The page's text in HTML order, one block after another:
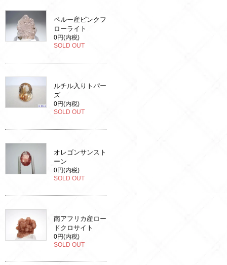
ペルー産ピンクフ
ローライト
0円(内税)
SOLD OUT
ルチル入りトパー
ズ
0円(内税)
SOLD OUT
オレゴンサンスト
ーン
0円(内税)
SOLD OUT
南アフリカ産ロー
ドクロサイト
0円(内税)
SOLD OUT